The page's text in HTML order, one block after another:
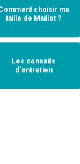
choisir ma
taille de Maillot ?
Les conseils
d'entretien